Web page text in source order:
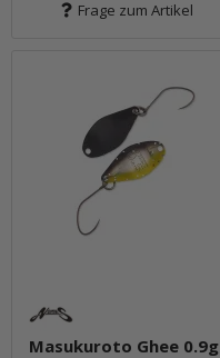
Frage zum Artikel
Masukuroto Ghee 0.9g